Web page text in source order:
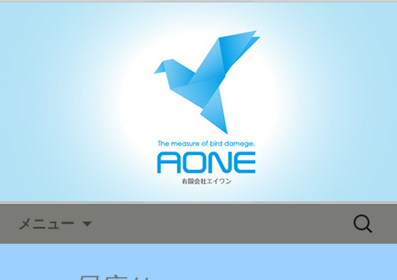
エイワン オフィシャルブログ
メニュー
検